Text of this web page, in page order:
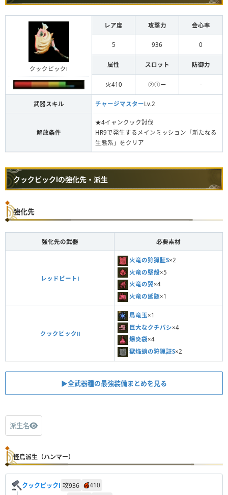
クックピックⅠ
レア度 攻撃力 会心率
5 936 0
属性 スロット 防御力
火410 ②①ー -
武器スキル チャージマスターLv.2
解放条件
★4イャンクック討伐
HR9で発生するメインミッション「新たなる
生態系」をクリア
クックピックⅠの強化先・派生
強化先
強化先の武器 必要素材
レッドビートⅠ
火竜の狩猟証S×2
火竜の堅殻×5
火竜の翼×4
火竜の延髄×1
クックピックⅡ
鳥竜玉×1
巨大なクチバシ×4
爆炎袋×4
獄焔蛸の狩猟証S×2
▶︎全武器種の最強装備まとめを見る
派生名
怪鳥派生（ハンマー）
クックピックⅠ 攻936
410